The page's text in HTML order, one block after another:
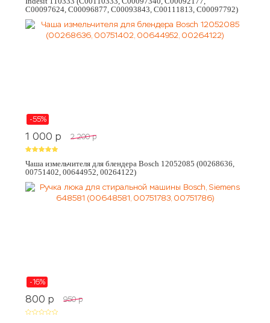
C00097624, C00096877, C00093843, C00111813, C00097792)
-55%
1 000 p 2 200 p
Чаша измельчителя для блендера Bosch 12052085 (00268636,
00751402, 00644952, 00264122)
-16%
800 p 950 p